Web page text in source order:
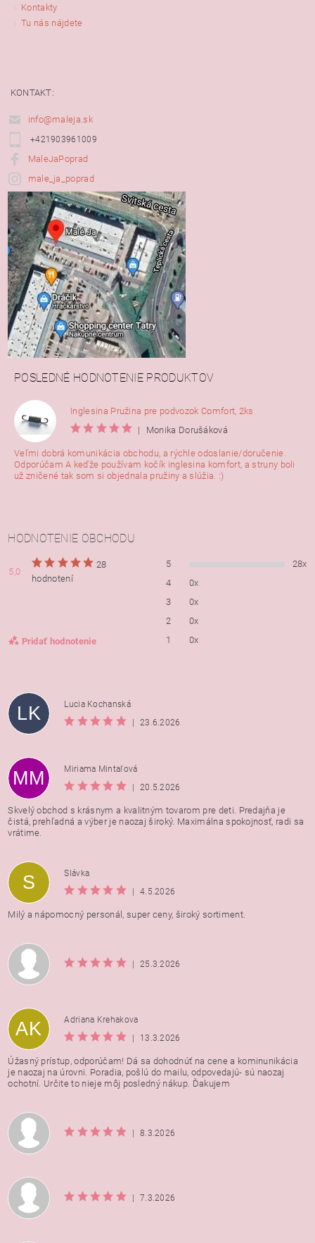
Kontakty
Tu nás nájdete
KONTAKT:
info@maleja.sk
+421903961009
MaleJaPoprad
male_ja_poprad
POSLEDNÉ HODNOTENIE PRODUKTOV
Inglesina Pružina pre podvozok Comfort, 2ks
|
Monika Dorušáková
Veľmi dobrá komunikácia obchodu, a rýchle odoslanie/doručenie.
Odporúčam A keďže používam kočík inglesina komfort, a struny boli
už zničené tak som si objednala pružiny a slúžia. :)
HODNOTENIE OBCHODU
5,0
28
hodnotení
Pridať hodnotenie
5
28x
4
0x
3
0x
2
0x
1
0x
Vložením hodnotenie súhlasíte s
osobných údajov
LK
Lucia Kochanská
23.6.2026
MM
Miriama Mintaľová
20.5.2026
Skvelý obchod s krásnym a kvalitným tovarom pre deti. Predajňa je
čistá, prehľadná a výber je naozaj široký. Maximálna spokojnosť, radi sa
vrátime.
S
Slávka
4.5.2026
Milý a nápomocný personál, super ceny, široký sortiment.
25.3.2026
AK
Adriana Krehakova
13.3.2026
Úžasný prístup, odporúčam! Dá sa dohodnúť na cene a kominunikácia
je naozaj na úrovni. Poradia, pošlú do mailu, odpovedajú- sú naozaj
ochotní. Určite to nieje môj posledný nákup. Ďakujem
8.3.2026
7.3.2026